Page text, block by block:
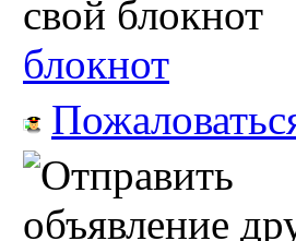
блокнот